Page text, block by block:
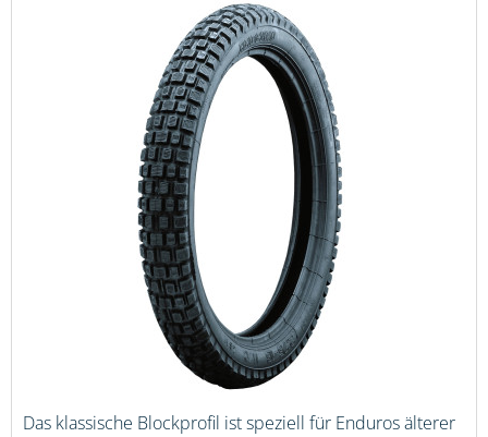
Das klassische Blockprofil ist speziell für Enduros älterer